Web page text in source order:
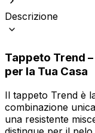
Descrizione
Tappeto Trend
per la Tua Casa
Il tappeto Trend è
combinazione
una resistente